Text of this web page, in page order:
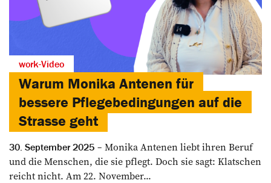
work-Video
Warum Monika Antenen für
bessere Pflegebedingungen auf die
Strasse geht
30. September 2025
Monika Antenen liebt ihren Beruf
und die Menschen, die sie pflegt. Doch sie sagt: Klatschen
reicht nicht. Am 22. November...